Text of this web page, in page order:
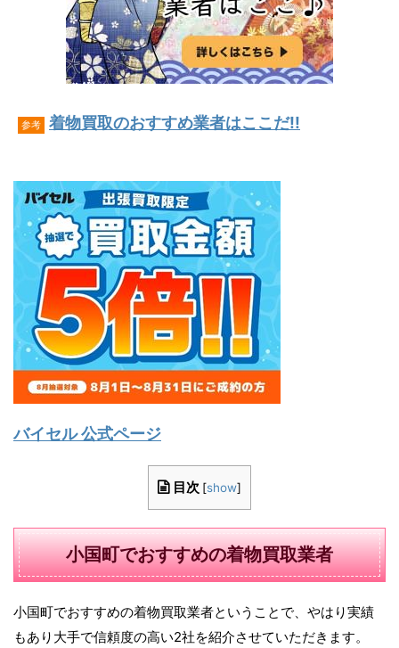
参考 着物買取のおすすめ業者はここだ!!
バイセル 公式ページ
目次 [show]
小国町でおすすめの着物買取業者
小国町でおすすめの着物買取業者ということで、やはり実績
もあり大手で信頼度の高い2社を紹介させていただきます。